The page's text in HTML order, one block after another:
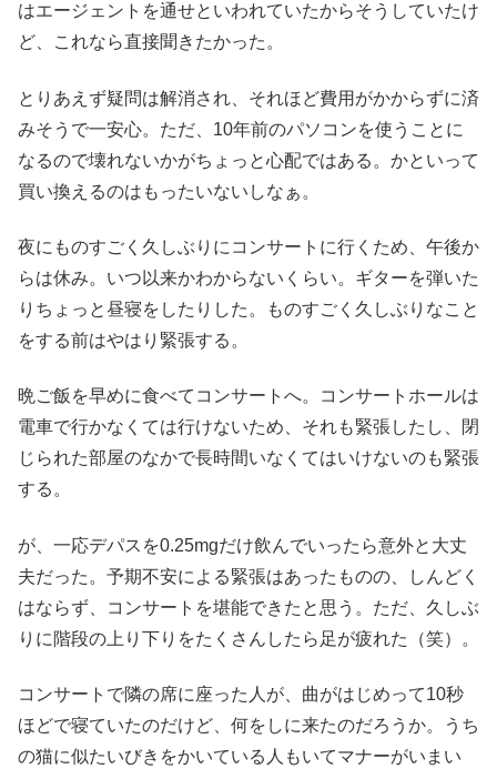
はエージェントを通せといわれていたからそうしていたけ
ど、これなら直接聞きたかった。
とりあえず疑問は解消され、それほど費用がかからずに済
みそうで一安心。ただ、10年前のパソコンを使うことに
なるので壊れないかがちょっと心配ではある。かといって
買い換えるのはもったいないしなぁ。
夜にものすごく久しぶりにコンサートに行くため、午後か
らは休み。いつ以来かわからないくらい。ギターを弾いた
りちょっと昼寝をしたりした。ものすごく久しぶりなこと
をする前はやはり緊張する。
晩ご飯を早めに食べてコンサートへ。コンサートホールは
電車で行かなくては行けないため、それも緊張したし、閉
じられた部屋のなかで長時間いなくてはいけないのも緊張
する。
が、一応デパスを0.25mgだけ飲んでいったら意外と大丈
夫だった。予期不安による緊張はあったものの、しんどく
はならず、コンサートを堪能できたと思う。ただ、久しぶ
りに階段の上り下りをたくさんしたら足が疲れた（笑）。
コンサートで隣の席に座った人が、曲がはじめって10秒
ほどで寝ていたのだけど、何をしに来たのだろうか。うち
の猫に似たいびきをかいている人もいてマナーがいまい